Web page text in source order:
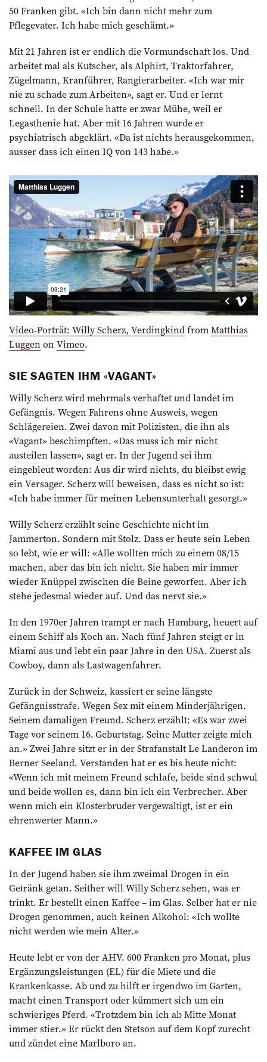
50 Franken gibt. «Ich bin dann nicht mehr zum
Pflegevater. Ich habe mich geschämt.»
Mit 21 Jahren ist er endlich die Vormundschaft los. Und
arbeitet mal als Kutscher, als Alphirt, Traktorfahrer,
Zügelmann, Kranführer, Rangierarbeiter. «Ich war mir
nie zu schade zum Arbeiten», sagt er. Und er lernt
schnell. In der Schule hatte er zwar Mühe, weil er
Legasthenie hat. Aber mit 16 Jahren wurde er
psychiatrisch abgeklärt. «Da ist nichts herausgekommen,
ausser dass ich einen IQ von 143 habe.»
Video-Porträt: Willy Scherz, VerdingkindfromMatthias
LuggenonVimeo.
SIE SAGTEN IHM «VAGANT»
Willy Scherz wird mehrmals verhaftet und landet im
Gefängnis. Wegen Fahrens ohne Ausweis, wegen
Schlägereien. Zwei davon mit Polizisten, die ihn als
«Vagant» beschimpften. «Das muss ich mir nicht
austeilen lassen», sagt er. In der Jugend sei ihm
eingebleut worden: Aus dir wird nichts, du bleibst ewig
ein Versager. Scherz will beweisen, dass es nicht so ist:
«Ich habe immer für meinen Lebensunterhalt gesorgt.»
Willy Scherz erzählt seine Geschichte nicht im
Jammerton. Sondern mit Stolz. Dass er heute sein Leben
so lebt, wie er will: «Alle wollten mich zu einem 08/15
machen, aber das bin ich nicht. Sie haben mir immer
wieder Knüppel zwischen die Beine geworfen. Aber ich
stehe jedesmal wieder auf. Und das nervt sie.»
In den 1970er Jahren trampt er nach Hamburg, heuert auf
einem Schiff als Koch an. Nach fünf Jahren steigt er in
Miami aus und lebt ein paar Jahre in den USA. Zuerst als
Cowboy, dann als Lastwagenfahrer.
Zurück in der Schweiz, kassiert er seine längste
Gefängnisstrafe. Wegen Sex mit einem Minderjährigen.
Seinem damaligen Freund. Scherz erzählt: «Es war zwei
Tage vor seinem 16. Geburtstag. Seine Mutter zeigte mich
an.» Zwei Jahre sitzt er in der Strafanstalt Le Landeron im
Berner Seeland. Verstanden hat er es bis heute nicht:
«Wenn ich mit meinem Freund schlafe, beide sind schwul
und beide wollen es, dann bin ich ein Verbrecher. Aber
wenn mich ein Klosterbruder vergewaltigt, ist er ein
ehrenwerter Mann.»
KAFFEE IM GLAS
In der Jugend haben sie ihm zweimal Drogen in ein
Getränk getan. Seither will Willy Scherz sehen, was er
trinkt. Er bestellt einen Kaffee – im Glas. Selber hat er nie
Drogen genommen, auch keinen Alkohol: «Ich wollte
nicht werden wie mein Alter.»
Heute lebt er von der AHV. 600 Franken pro Monat, plus
Ergänzungsleistungen (EL) für die Miete und die
Krankenkasse. Ab und zu hilft er irgendwo im Garten,
macht einen Transport oder kümmert sich um ein
schwieriges Pferd. «Trotzdem bin ich ab Mitte Monat
immer stier.» Er rückt den Stetson auf dem Kopf zurecht
und zündet eine Marlboro an.